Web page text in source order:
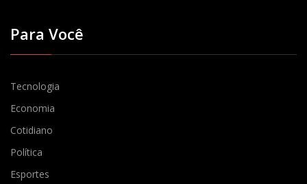
Para Você
Tecnologia
Economia
Cotidiano
Política
Esportes